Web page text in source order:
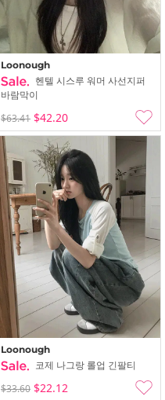
Loonough
헨텔 시스루 워머 사선지퍼
바람막이
$63.41 $42.20
Loonough
코제 나그랑 롤업 긴팔티
$33.60 $22.12